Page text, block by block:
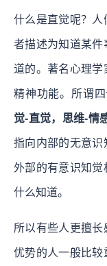
什么是直觉呢？
者描述为知道某件
道的。著名心理
精神功能。所谓
觉-直觉，思维-情
指向内部的无意识
外部的有意识知觉
什么知道。
所以有些人更擅
优势的人一般比较